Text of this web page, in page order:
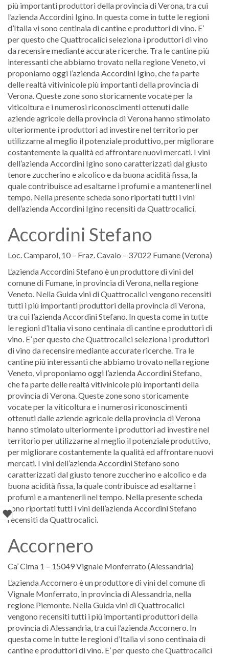
più importanti produttori della provincia di Verona, tra cui
l’azienda Accordini Igino. In questa come in tutte le regioni
d’Italia vi sono centinaia di cantine e produttori di vino. E’
per questo che Quattrocalici seleziona i produttori di vino
da recensire mediante accurate ricerche. Tra le cantine più
interessanti che abbiamo trovato nella regione Veneto, vi
proponiamo oggi l’azienda Accordini Igino, che fa parte
delle realtà vitivinicole più importanti della provincia di
Verona. Queste zone sono storicamente vocate per la
viticoltura e i numerosi riconoscimenti ottenuti dalle
aziende agricole della provincia di Verona hanno stimolato
ulteriormente i produttori ad investire nel territorio per
utilizzarne al meglio il potenziale produttivo, per migliorare
costantemente la qualità ed affrontare nuovi mercati. I vini
dell’azienda Accordini Igino sono caratterizzati dal giusto
tenore zuccherino e alcolico e da buona acidità fissa, la
quale contribuisce ad esaltarne i profumi e a mantenerli nel
tempo. Nella presente scheda sono riportati tutti i vini
dell’azienda Accordini Igino recensiti da Quattrocalici.
Accordini Stefano
Loc. Camparol, 10 – Fraz. Cavalo – 37022 Fumane (Verona)
L’azienda Accordini Stefano è un produttore di vini del
comune di Fumane, in provincia di Verona, nella regione
Veneto. Nella Guida vini di Quattrocalici vengono recensiti
tutti i più importanti produttori della provincia di Verona,
tra cui l’azienda Accordini Stefano. In questa come in tutte
le regioni d’Italia vi sono centinaia di cantine e produttori di
vino. E’ per questo che Quattrocalici seleziona i produttori
di vino da recensire mediante accurate ricerche. Tra le
cantine più interessanti che abbiamo trovato nella regione
Veneto, vi proponiamo oggi l’azienda Accordini Stefano,
che fa parte delle realtà vitivinicole più importanti della
provincia di Verona. Queste zone sono storicamente
vocate per la viticoltura e i numerosi riconoscimenti
ottenuti dalle aziende agricole della provincia di Verona
hanno stimolato ulteriormente i produttori ad investire nel
territorio per utilizzarne al meglio il potenziale produttivo,
per migliorare costantemente la qualità ed affrontare nuovi
mercati. I vini dell’azienda Accordini Stefano sono
caratterizzati dal giusto tenore zuccherino e alcolico e da
buona acidità fissa, la quale contribuisce ad esaltarne i
profumi e a mantenerli nel tempo. Nella presente scheda
sono riportati tutti i vini dell’azienda Accordini Stefano
recensiti da Quattrocalici.
Accornero
Ca’ Cima 1 – 15049 Vignale Monferrato (Alessandria)
L’azienda Accornero è un produttore di vini del comune di
Vignale Monferrato, in provincia di Alessandria, nella
regione Piemonte. Nella Guida vini di Quattrocalici
vengono recensiti tutti i più importanti produttori della
provincia di Alessandria, tra cui l’azienda Accornero. In
questa come in tutte le regioni d’Italia vi sono centinaia di
cantine e produttori di vino. E’ per questo che Quattrocalici